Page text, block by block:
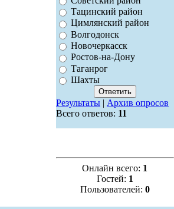
Тацинский район
Цимлянский район
Волгодонск
Новочеркасск
Ростов-на-Дону
Таганрог
Шахты
Результаты| Архив опросов
Всего ответов: 11
Онлайн всего: 1
Гостей: 1
Пользователей: 0